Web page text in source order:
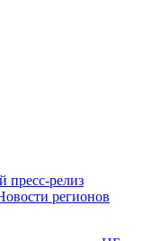
пресс-релиз
регионов